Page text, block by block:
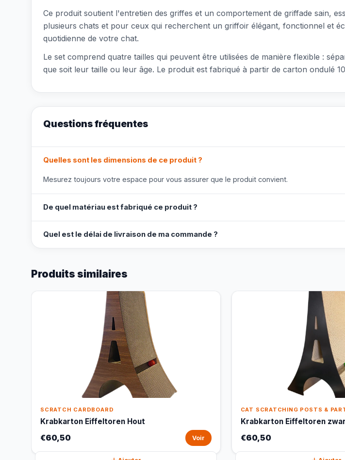
Ce produit soutient l'entretien des griffes et un comportement de griffade sain,
plusieurs chats et pour ceux qui recherchent un griffoir élégant, fonctionnel et
quotidienne de votre chat.
Le set comprend quatre tailles qui peuvent être utilisées de manière flexible :
que soit leur taille ou leur âge. Le produit est fabriqué à partir de carton ondulé
Questions fréquentes
Quelles sont les dimensions de ce produit ?
Mesurez toujours votre espace pour vous assurer que le produit convient.
De quel matériau est fabriqué ce produit ?
Quel est le délai de livraison de ma commande ?
Produits similaires
SCRATCH CARDBOARD
Krabkarton Eiffeltoren Hout
€60,50 Voir
CAT SCRATCHING POSTS &
Krabkarton Eiffeltoren
€60,50